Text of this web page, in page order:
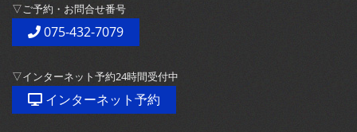
▽ご予約・お問合せ番号
075-432-7079
▽インターネット予約24時間受付中
インターネット予約